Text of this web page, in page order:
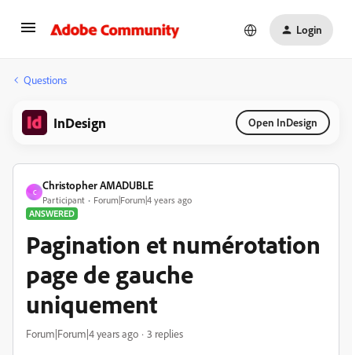
Login
Questions
InDesign Open InDesign
C
Christopher AMADUBLE
Participant
Forum|Forum|4 years ago
ANSWERED
Pagination et numérotation
page de gauche
uniquement
Forum|Forum|4 years ago 3 replies